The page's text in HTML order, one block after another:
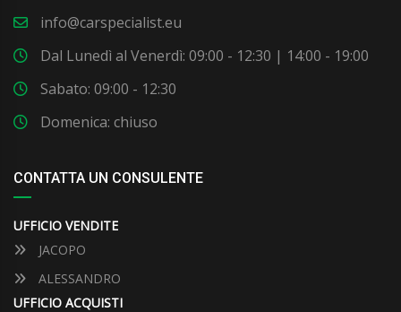
info@carspecialist.eu
Dal Lunedì al Venerdì: 09:00 - 12:30 | 14:00 - 19:00
Sabato: 09:00 - 12:30
Domenica: chiuso
CONTATTA UN CONSULENTE
UFFICIO VENDITE
JACOPO
ALESSANDRO
UFFICIO ACQUISTI